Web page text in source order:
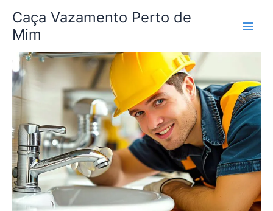
para
conteúdo
Caça Vazamento Perto de
Mim